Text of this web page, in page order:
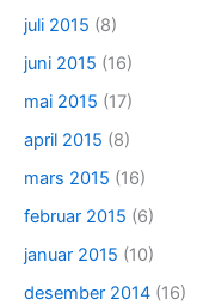
juli 2015 (8)
juni 2015 (16)
mai 2015 (17)
april 2015 (8)
mars 2015 (16)
februar 2015 (6)
januar 2015 (10)
desember 2014 (16)